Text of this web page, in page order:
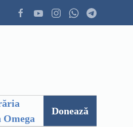
Omega
Donează